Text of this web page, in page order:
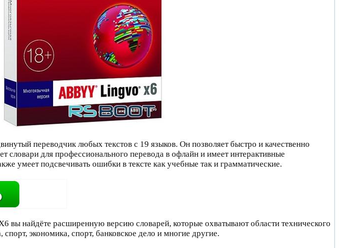
переводчик любых текстов с 19 языков. Он позволяет быстро и качественно
словари для профессионального перевода в офлайн и имеет интерактивные
умеет подсвечивать ошибки в тексте как учебные так и грамматические.
вы найдёте расширенную версию словарей, которые охватывают области технического
экономика, спорт, банковское дело и многие другие.